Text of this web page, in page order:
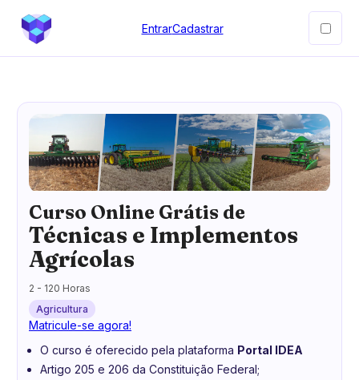
EntrarCadastrar
Curso Online Grátis de
Técnicas e Implementos
Agrícolas
2 - 120 Horas
Agricultura
Matricule-se agora!
O curso é oferecido pela plataforma Portal IDEA
Artigo 205 e 206 da Constituição Federal;